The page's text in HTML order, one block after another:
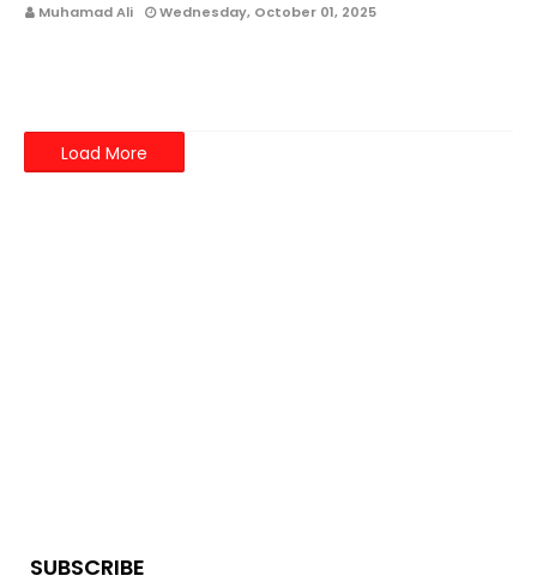
Muhamad Ali Wednesday, October 01, 2025
Load More
SUBSCRIBE